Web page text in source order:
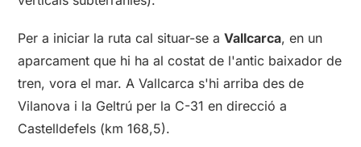
Per a iniciar la ruta cal situar-se a Vallcarca, en un
aparcament que hi ha al costat de l'antic baixador de
tren, vora el mar. A Vallcarca s'hi arriba des de
Vilanova i la Geltrú per la C-31 en direcció a
Castelldefels (km 168,5).